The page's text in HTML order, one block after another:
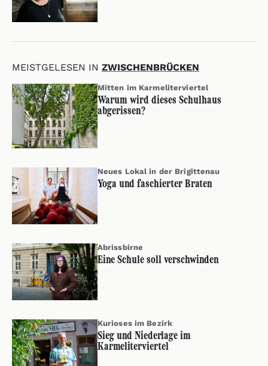
MEISTGELESEN IN ZWISCHENBRÜCKEN
Mitten im Karmeliterviertel
Warum wird dieses Schulhaus
abgerissen?
Neues Lokal in der Brigittenau
Yoga und faschierter Braten
Abrissbirne
Eine Schule soll verschwinden
Kurioses im Bezirk
Sieg und Niederlage im
Karmeliterviertel